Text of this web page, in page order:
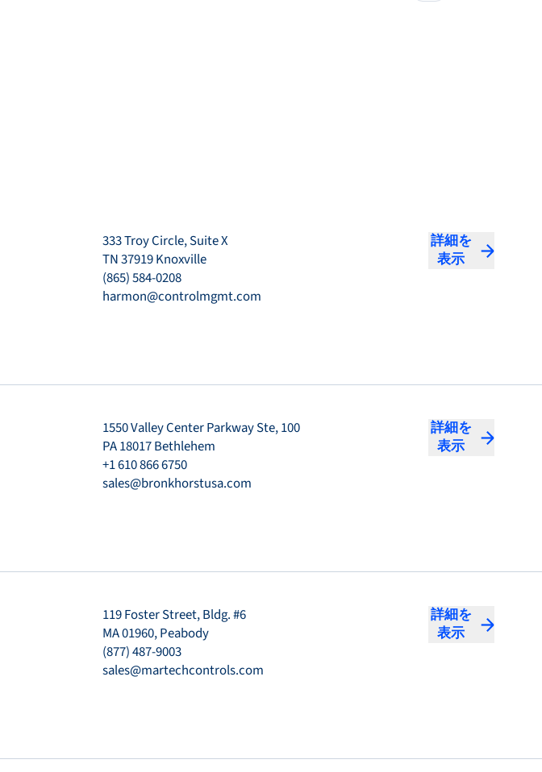
333 Troy Circle, Suite X
TN 37919 Knoxville
(865) 584-0208
harmon@controlmgmt.com
詳細を
表示
1550 Valley Center Parkway Ste, 100
PA 18017 Bethlehem
+1 610 866 6750
sales@bronkhorstusa.com
詳細を
表示
119 Foster Street, Bldg. #6
MA 01960, Peabody
(877) 487-9003
sales@martechcontrols.com
詳細を
表示